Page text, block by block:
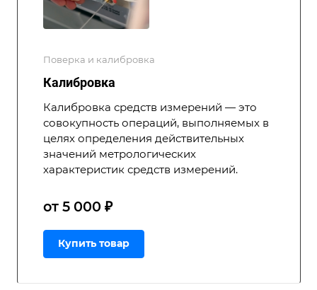
Поверка и калибровка
Калибровка
Калибровка средств измерений — это
совокупность операций, выполняемых в
целях определения действительных
значений метрологических
характеристик средств измерений.
от 5 000 ₽
Купить товар